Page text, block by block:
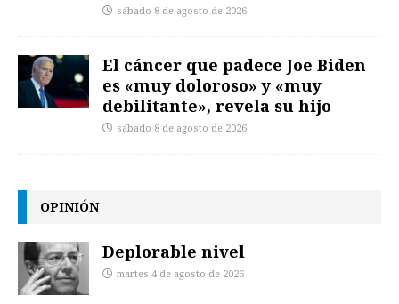
sábado 8 de agosto de 2026
El cáncer que padece Joe Biden
es «muy doloroso» y «muy
debilitante», revela su hijo
sábado 8 de agosto de 2026
OPINIÓN
Deplorable nivel
martes 4 de agosto de 2026